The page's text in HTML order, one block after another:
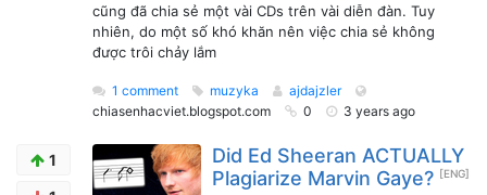
cũng đã chia sẻ một vài CDs trên vài diễn đàn. Tuy
nhiên, do một số khó khăn nên việc chia sẻ không
được trôi chảy lắm
1 comment muzyka
ajdajzler
chiasenhacviet.blogspot.com
0 3 years ago
1
Did Ed Sheeran ACTUALLY
Plagiarize Marvin Gaye? [ENG]